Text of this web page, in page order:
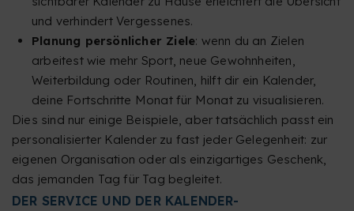
und verhindert Vergessenes.
Planung persönlicher Ziele: wenn du an Zielen
arbeitest wie mehr Sport, neue Gewohnheiten,
Weiterbildung oder Routinen, hilft dir ein Kalender,
deine Fortschritte Monat für Monat zu visualisieren.
Dies sind nur einige Beispiele, aber tatsächlich passt ein
personalisierter Kalender zu fast jeder Gelegenheit: zur
eigenen Organisation oder als einzigartiges Geschenk,
das jemanden Tag für Tag begleitet.
DER SERVICE UND DER KALENDER-